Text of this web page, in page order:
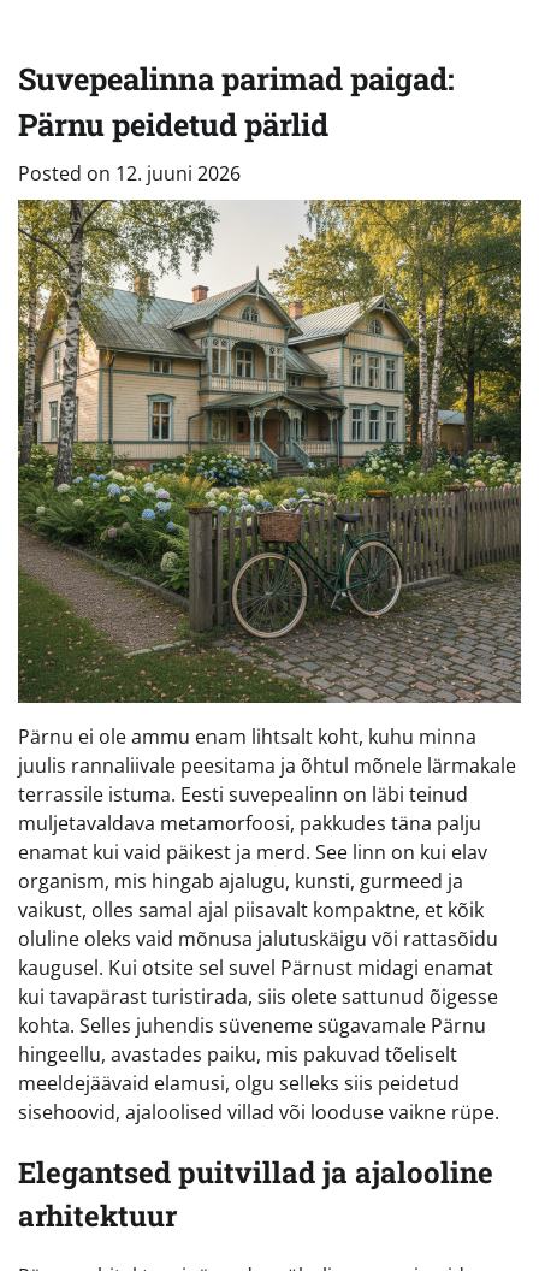
Suvepealinna parimad paigad:
Pärnu peidetud pärlid
Posted on 12. juuni 2026
Pärnu ei ole ammu enam lihtsalt koht, kuhu minna
juulis rannaliivale peesitama ja õhtul mõnele lärmakale
terrassile istuma. Eesti suvepealinn on läbi teinud
muljetavaldava metamorfoosi, pakkudes täna palju
enamat kui vaid päikest ja merd. See linn on kui elav
organism, mis hingab ajalugu, kunsti, gurmeed ja
vaikust, olles samal ajal piisavalt kompaktne, et kõik
oluline oleks vaid mõnusa jalutuskäigu või rattasõidu
kaugusel. Kui otsite sel suvel Pärnust midagi enamat
kui tavapärast turistirada, siis olete sattunud õigesse
kohta. Selles juhendis süveneme sügavamale Pärnu
hingeellu, avastades paiku, mis pakuvad tõeliselt
meeldejäävaid elamusi, olgu selleks siis peidetud
sisehoovid, ajaloolised villad või looduse vaikne rüpe.
Elegantsed puitvillad ja ajalooline
arhitektuur